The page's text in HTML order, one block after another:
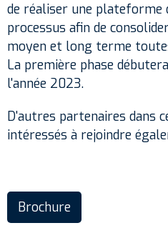
de réaliser une plateforme
processus afin de
moyen et long terme
La première phase
l'année 2023.
D'autres partenaires dans
intéressés à rejoindre
Brochure